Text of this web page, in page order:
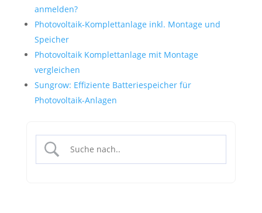
anmelden?
Photovoltaik-Komplettanlage inkl. Montage und
Speicher
Photovoltaik Komplettanlage mit Montage
vergleichen
Sungrow: Effiziente Batteriespeicher für
Photovoltaik-Anlagen